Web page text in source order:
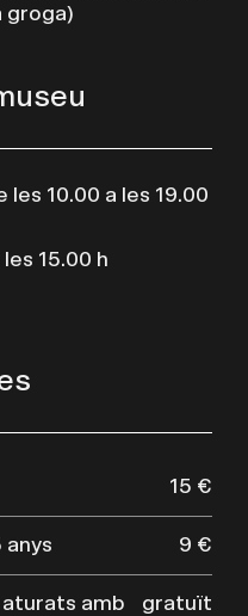
groga)
10.00 a les 19.00
15.00 h
15 €
anys 9 €
amb
gratuït